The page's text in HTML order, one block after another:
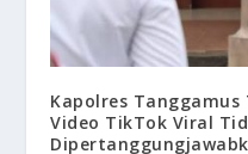
Kapolres
Video TikTok Viral